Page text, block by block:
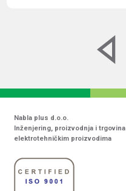
Nabla plus d.o.o.
Inženjering, proizvodnja i trgovina
elektrotehničkim proizvodima